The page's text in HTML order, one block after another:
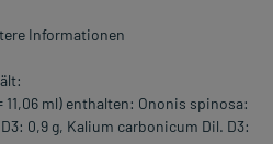
Informationen
11,06 ml) enthalten: Ononis spinosa:
0,9 g, Kalium carbonicum Dil. D3: